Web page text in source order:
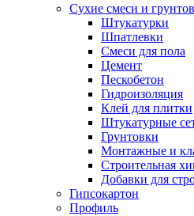
Сухие смеси и
Штукатурки
Шпатлевки
Смеси для пола
Цемент
Пескобетон
Гидроизоляция
Клей для плитки
Штукатурные
Грунтовки
Монтажные и
Строительная
Добавки для
Гипсокартон
Профиль